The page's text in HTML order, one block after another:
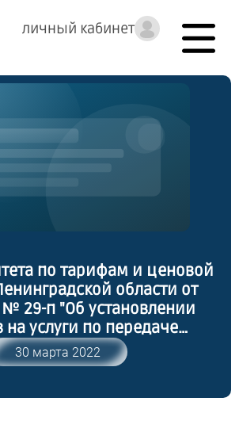
личный кабинет
по тарифам и ценовой
области от
№ 29-п "Об установлении
услуги по передаче
энергии, оказываемые
с ограниченной
(филиал в г.
30 марта 2022